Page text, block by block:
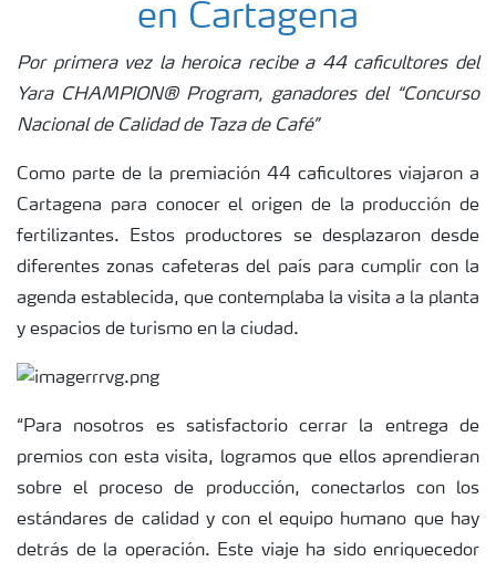
en Cartagena
Por primera vez la heroica recibe a 44 caficultores del
Yara CHAMPION® Program, ganadores del “Concurso
Nacional de Calidad de Taza de Café”
Como parte de la premiación 44 caficultores viajaron a
Cartagena para conocer el origen de la producción de
fertilizantes. Estos productores se desplazaron desde
diferentes zonas cafeteras del país para cumplir con la
agenda establecida, que contemplaba la visita a la planta
y espacios de turismo en la ciudad.
“Para nosotros es satisfactorio cerrar la entrega de
premios con esta visita, logramos que ellos aprendieran
sobre el proceso de producción, conectarlos con los
estándares de calidad y con el equipo humano que hay
detrás de la operación. Este viaje ha sido enriquecedor